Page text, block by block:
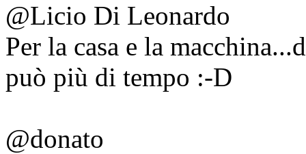
@Licio Di Leonardo
Per la casa e la
può più di tempo :-D
@donato